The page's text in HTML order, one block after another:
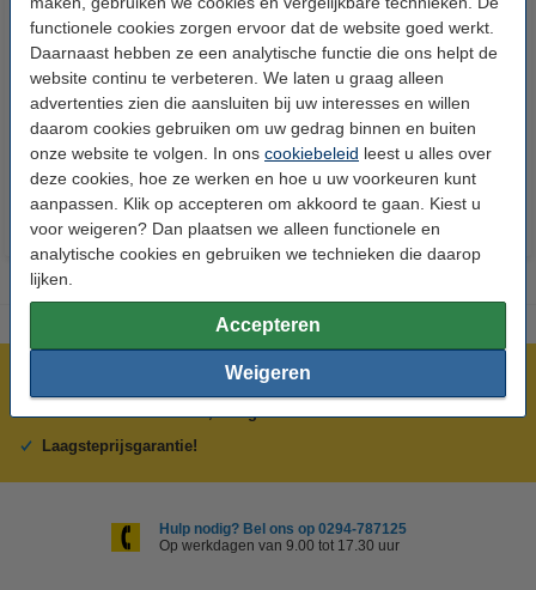
functionele cookies zorgen ervoor dat de website goed werkt.
Daarnaast hebben ze een analytische functie die ons helpt de
website continu te verbeteren. We laten u graag alleen
advertenties zien die aansluiten bij uw interesses en willen
daarom cookies gebruiken om uw gedrag binnen en buiten
onze website te volgen. In ons cookiebeleid leest u alles over
deze cookies, hoe ze werken en hoe u uw voorkeuren kunt
aanpassen. Klik op accepteren om akkoord te gaan. Kiest u
voor weigeren? Dan plaatsen we alleen functionele en
analytische cookies en gebruiken we technieken die daarop
lijken.
Accepteren
Weigeren
123accu Xtreme Power AAA /
MN2400 / LR03 alkaline batterij
24 stuks
123accu Xtreme Power
knoopcellen multipack
€ 5,95
Meer dan 5 miljoen klanten!
Voor 23.59 uur besteld, morgen in huis!
Laagsteprijsgarantie!
Hulp nodig? Bel ons op 0294-787125
Op werkdagen van 9.00 tot 17.30 uur